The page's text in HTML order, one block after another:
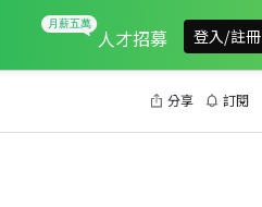
人才招募 登入/註冊
分享 訂閱